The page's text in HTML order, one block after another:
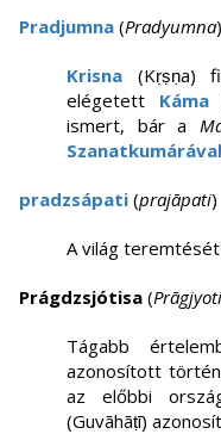
Pradjumna (Pradyumna)
Krisna (Kṛṣṇa)
elégetett Káma
ismert, bár a
Szanatkumárával
pradzsápati (prajāpati)
A világ
Prágdzsjótisa (
Tágabb
azonosított
az előbbi
(Guvāhāṭī)